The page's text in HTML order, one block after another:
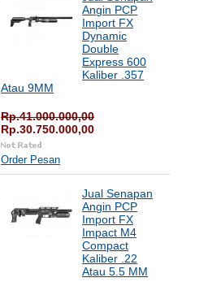
Angin PCP
Import FX
Dynamic
Double
Express 600
Kaliber .357
Atau 9MM
Rp.41.000.000,00
Rp.30.750.000,00
Order Pesan
Jual Senapan
Angin PCP
Import FX
Impact M4
Compact
Kaliber .22
Atau 5.5 MM